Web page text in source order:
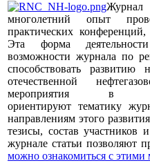
Журнал
многолетний опыт
практических
Эта форма
возможности журнала по
способствовать развитию
отечественной
мероприятия в
ориентируют тематику
направлениям этого
тезисы, состав
журнале статьи позволяют
можно ознакомиться с этими